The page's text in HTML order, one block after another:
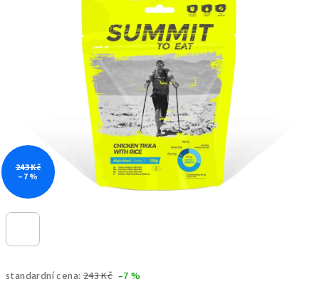
standardní cena: 243 Kč –7 %
0,0
hvězdiček.
243 Kč
–7 %